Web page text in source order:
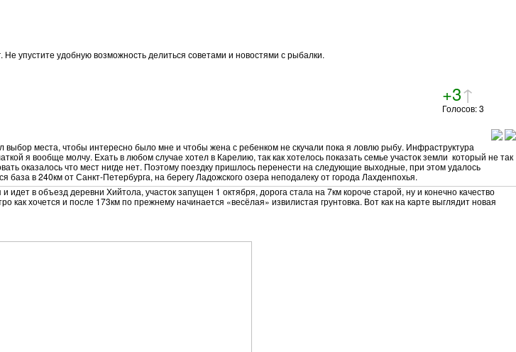
упустите удобную возможность делиться советами и новостями с рыбалки.
+3↑
Голосов: 3
места, чтобы интересно было мне и чтобы жена с ребенком не скучали пока я ловлю рыбу. Инфраструктура
я вообще молчу. Ехать в любом случае хотел в Карелию, так как хотелось показать семье участок земли который не так
оказалось что мест нигде нет. Поэтому поездку пришлось перенести на следующие выходные, при этом удалось
в 240км от Санкт-Петербурга, на берегу Ладожского озера неподалеку от города Лахденпохья.
в объезд деревни Хийтола, участок запущен 1 октября, дорога стала на 7км короче старой, ну и конечно качество
хочется и после 173км по прежнему начинается «весёлая» извилистая грунтовка. Вот как на карте выглядит новая